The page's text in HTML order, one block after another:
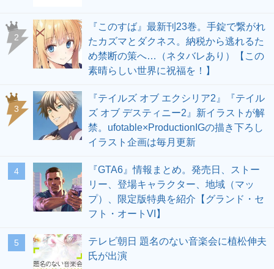
2
『このすば』最新刊23巻。手錠で繋がれ
たカズマとダクネス。納税から逃れるた
め禁断の策へ…（ネタバレあり）【この
素晴らしい世界に祝福を！】
3
『テイルズ オブ エクシリア2』『テイル
ズ オブ デスティニー2』新イラストが解
禁。ufotable×ProductionIGの描き下ろし
イラスト企画は毎月更新
4
『GTA6』情報まとめ。発売日、ストー
リー、登場キャラクター、地域（マッ
プ）、限定版特典を紹介【グランド・セ
フト・オートVI】
5
テレビ朝日 題名のない音楽会に植松伸夫
氏が出演